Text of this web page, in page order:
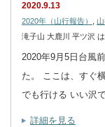
2020.9.13
2020年（山行報告）
滝子山 大鹿川 平ツ沢 は
2020年9月5日台風
た。 ここは、すぐ
でも行ける いい沢
詳細を見る